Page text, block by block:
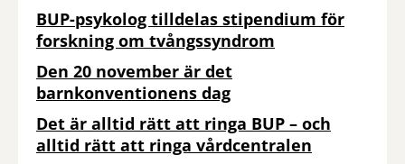
BUP-psykolog tilldelas stipendium för
forskning om tvångssyndrom
Den 20 november är det
barnkonventionens dag
Det är alltid rätt att ringa BUP – och
alltid rätt att ringa vårdcentralen